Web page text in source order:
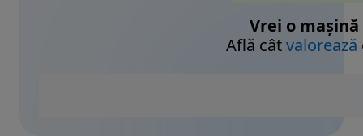
Vrei o mașină
Află câtvalorează